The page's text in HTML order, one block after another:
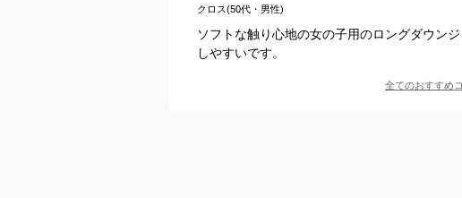
クロス(50代・男性)
ソフトな触り心地の女の子用のロングダウン
しやすいです。
全てのおすすめ